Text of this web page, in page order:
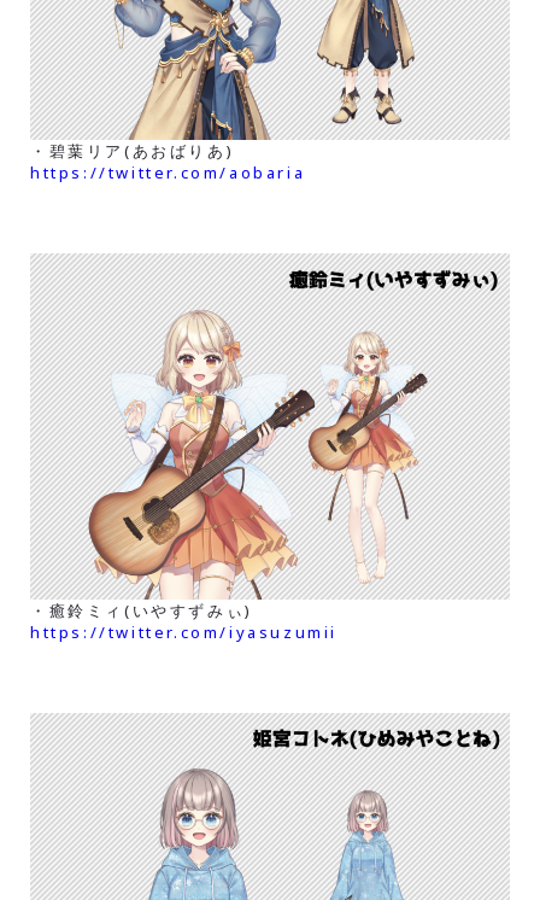
・碧葉リア(あおばりあ)
https://twitter.com/aobaria
・癒鈴ミィ(いやすずみぃ)
https://twitter.com/iyasuzumii